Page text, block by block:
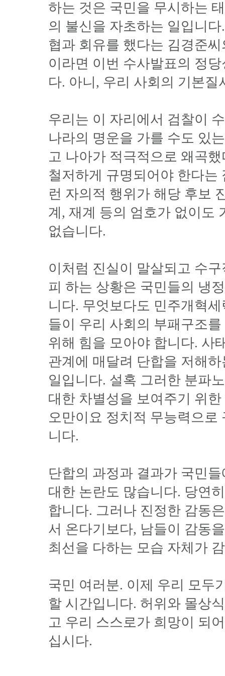
하는 것은 국민을 무시하는
의 불신을 자초하는 일입니
협과 회유를 했다는 김경준
이라면 이번 수사발표의 정
다. 아니, 우리 사회의 기본
우리는 이 자리에서 검찰이
나라의 명운을 가를 수도 있
고 나아가 적극적으로 왜곡
철저하게 규명되어야 한다는
런 자의적 행위가 해당 후보
계, 재계 등의 엄호가 없이도
없습니다.
이처럼 진실이 말살되고 수
피 하는 상황은 국민들의 냉
니다. 무엇보다도 민주개혁
들이 우리 사회의 부패구조
위해 힘을 모아야 합니다. 사
관계에 매달려 단합을 저해
일입니다. 설혹 그러한 분파
대한 차별성을 보여주기 위
오만이요 정치적 무능력으로
니다.
단합의 과정과 결과가 국민
대한 논란도 많습니다. 당연
합니다. 그러나 진정한 감동
서 온다기보다, 남들이 감동
최선을 다하는 모습 자체가
국민 여러분. 이제 우리 모두
할 시간입니다. 허위와 몰상
고 우리 스스로가 희망이 되
십시다.